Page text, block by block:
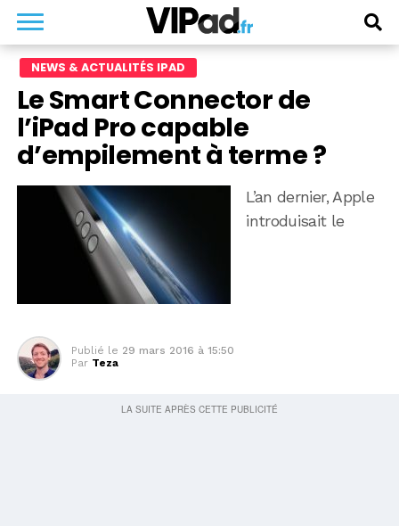
NEWS & ACTUALITÉS IPAD
Le Smart Connector de
l’iPad Pro capable
d’empilement à terme ?
L’an dernier, Apple
introduisait le
Publié le 29 mars 2016 à 15:50
Par Teza